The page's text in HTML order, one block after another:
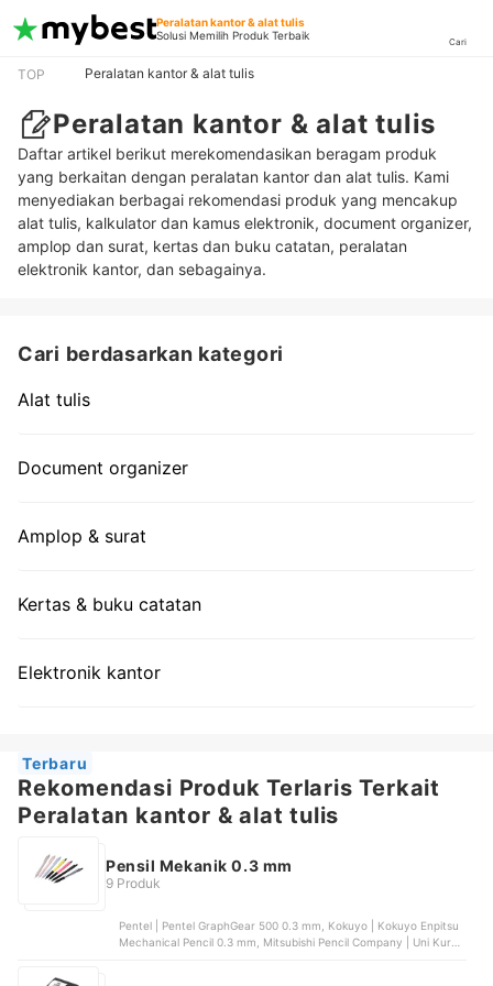
Peralatan kantor & alat tulis
Solusi Memilih Produk Terbaik
Cari
TOP Peralatan kantor & alat tulis
Peralatan kantor & alat tulis
Daftar artikel berikut merekomendasikan beragam produk
yang berkaitan dengan peralatan kantor dan alat tulis. Kami
menyediakan berbagai rekomendasi produk yang mencakup
alat tulis, kalkulator dan kamus elektronik, document organizer,
amplop dan surat, kertas dan buku catatan, peralatan
elektronik kantor, dan sebagainya.
Cari berdasarkan kategori
Alat tulis
Document organizer
Amplop & surat
Kertas & buku catatan
Elektronik kantor
Terbaru
Rekomendasi Produk Terlaris Terkait
Peralatan kantor & alat tulis
Pensil Mekanik 0.3 mm
9 Produk
Pentel | Pentel GraphGear 500 0.3 mm, Kokuyo | Kokuyo Enpitsu
Mechanical Pencil 0.3 mm, Mitsubishi Pencil Company | Uni Kuru